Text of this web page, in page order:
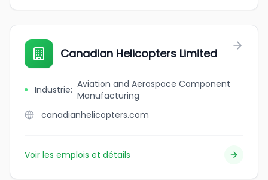
Canadian Helicopters Limited
Industrie: Aviation and Aerospace Component
Manufacturing
canadianhelicopters.com
Voir les emplois et détails